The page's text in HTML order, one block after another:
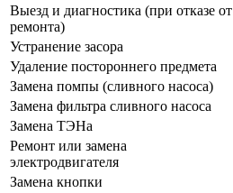
Выезд и диагностика (при отказе от
ремонта)
Устранение засора
Удаление постороннего предмета
Замена помпы (сливного насоса)
Замена фильтра сливного насоса
Замена ТЭНа
Ремонт или замена
электродвигателя
Замена кнопки